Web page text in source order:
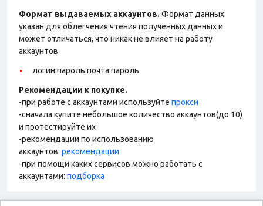
Формат выдаваемых аккаунтов. Формат данных
указан для облегчения чтения полученных данных и
может отличаться, что никак не влияет на работу
аккаунтов
логин:пароль:почта:пароль
Рекомендации к покупке.
-при работе с аккаунтами используйте прокси
-сначала купите небольшое количество аккаунтов(до 10)
и протестируйте их
-рекомендации по использованию
аккаунтов: рекомендации
-при помощи каких сервисов можно работать с
аккаунтами: подборка